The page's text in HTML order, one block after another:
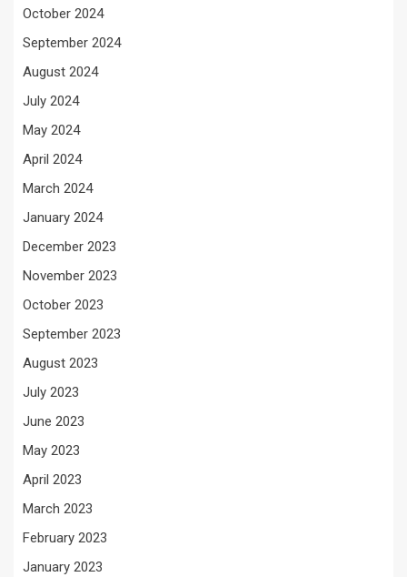
October 2024
September 2024
August 2024
July 2024
May 2024
April 2024
March 2024
January 2024
December 2023
November 2023
October 2023
September 2023
August 2023
July 2023
June 2023
May 2023
April 2023
March 2023
February 2023
January 2023